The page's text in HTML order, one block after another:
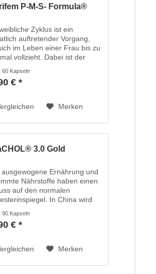
P-M-S- Formula®
Zyklus ist ein
auftretender Vorgang,
im Leben einer Frau bis zu
vollzieht. Dabei ist der
charakterisiert, die
Auswirkungen auf...
60 Kapseln
€ *
Merken
3.0 Gold
ausgewogene Ernährung und
Nährstoffe haben einen
auf den normalen
In China wird
Bei der Fermentation
die zur charakteristischen
90 Kapseln
€ *
Merken